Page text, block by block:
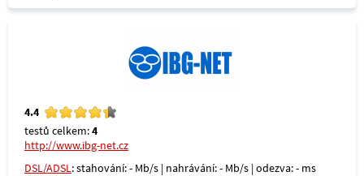
4.4
testů celkem:4
http://www.ibg-net.cz
DSL/ADSL: stahování: - Mb/s | nahrávání: - Mb/s | odezva: - ms